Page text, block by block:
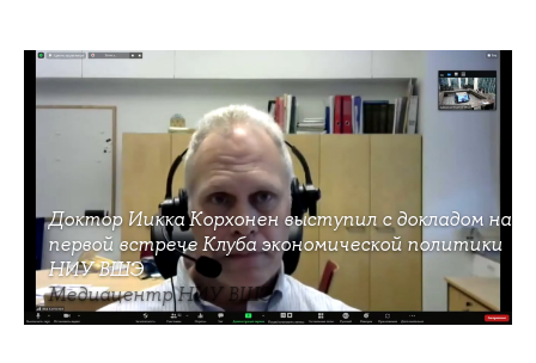
Доктор Иикка Корхонен выступил с докладом на
первой встрече Клуба экономической политики
НИУ ВШЭ
Медиацентр НИУ ВШЭ